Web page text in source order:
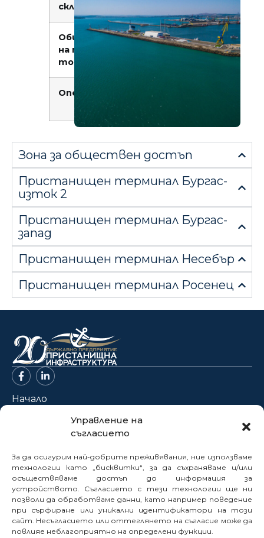
Управление на
съгласието
За да осигурим най-добрите преживявания, ние използваме
технологии като „бисквитки“, за да съхраняваме и/или
осъществяваме достъп до информация за
устройството. Съгласието с тези технологии ще ни
позволи да обработваме данни, като например поведение
при сърфиране или уникални идентификатори на този
сайт. Несъгласието или оттеглянето на съгласие може да
повлияе неблагоприятно на определени функции.
складове:
Общ обем
на течни
товари:
1000 кб. м
Оператор:
Бургас” ЕАД
Зона за обществен достъп
Пристанищен терминал Бургас-
изток 2
Пристанищен терминал Бургас-
запад
Пристанищен терминал Несебър
Пристанищен терминал Росенец
Начало
Новини
Нормативна база
Електронни услуги
Профил на купувача
Кариери
Контакти